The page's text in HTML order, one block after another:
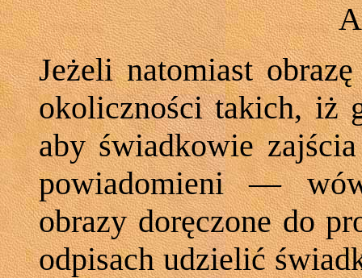
Jeżeli natomiast
okoliczności takich, iż
aby świadkowie
powiadomieni —
obrazy doręczone do
odpisach udzielić